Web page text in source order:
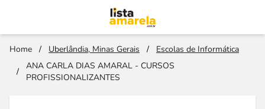
Home / Uberlândia, Minas Gerais /
Escolas de Informática
/
ANA CARLA DIAS AMARAL - CURSOS
PROFISSIONALIZANTES